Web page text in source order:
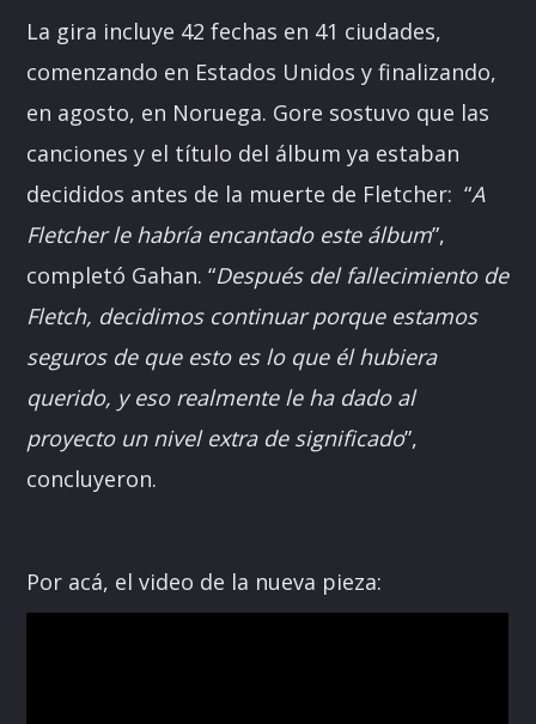
La gira incluye 42 fechas en 41 ciudades,
comenzando en Estados Unidos y finalizando,
en agosto, en Noruega. Gore sostuvo que las
canciones y el título del álbum ya estaban
decididos antes de la muerte de Fletcher: “A
Fletcher le habría encantado este álbum”,
completó Gahan. “Después del fallecimiento de
Fletch, decidimos continuar porque estamos
seguros de que esto es lo que él hubiera
querido, y eso realmente le ha dado al
proyecto un nivel extra de significado”,
concluyeron.
Por acá, el video de la nueva pieza: